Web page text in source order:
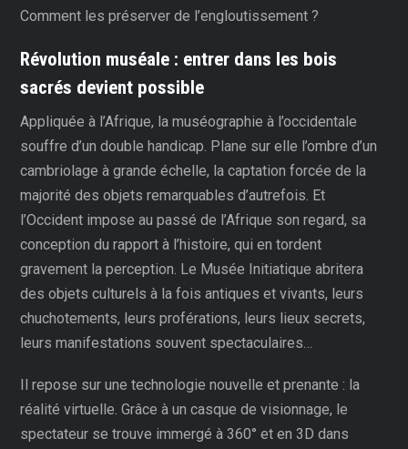
Comment les préserver de l’engloutissement ?
Révolution muséale : entrer dans les bois
sacrés devient possible
Appliquée à l’Afrique, la muséographie à l’occidentale
souffre d’un double handicap. Plane sur elle l’ombre d’un
cambriolage à grande échelle, la captation forcée de la
majorité des objets remarquables d’autrefois. Et
l’Occident impose au passé de l’Afrique son regard, sa
conception du rapport à l’histoire, qui en tordent
gravement la perception. Le Musée Initiatique abritera
des objets culturels à la fois antiques et vivants, leurs
chuchotements, leurs proférations, leurs lieux secrets,
leurs manifestations souvent spectaculaires…
Il repose sur une technologie nouvelle et prenante : la
réalité virtuelle. Grâce à un casque de visionnage, le
spectateur se trouve immergé à 360° et en 3D dans